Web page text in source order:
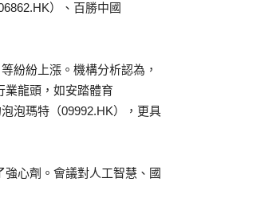
）、百勝中國
紛紛上漲。機構分析認為，
業龍頭，如安踏體育
泡瑪特（09992.HK），更具
心劑。會議對人工智慧、國